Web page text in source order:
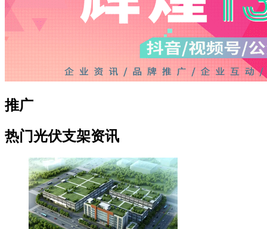
推广
热门光伏支架资讯